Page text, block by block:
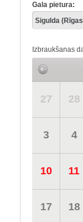
Gala pietura:
Izbraukšanas
27 28
3 4
10 11
17 18